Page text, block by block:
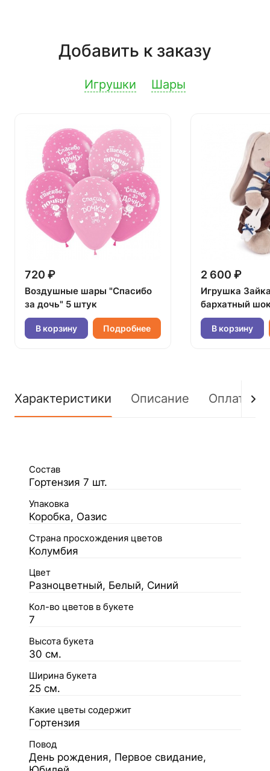
Добавить к заказу
Игрушки Шары
720 ₽
Воздушные шары "Спасибо
за дочь" 5 штук
В корзину Подробнее
2 600 ₽
Игрушка
бархатный
В корзину
Характеристики Описание Оплата
Состав
Гортензия 7 шт.
Упаковка
Коробка, Оазис
Страна просхождения цветов
Колумбия
Цвет
Разноцветный, Белый, Синий
Кол-во цветов в букете
7
Высота букета
30 см.
Ширина букета
25 см.
Какие цветы содержит
Гортензия
Повод
День рождения, Первое свидание,